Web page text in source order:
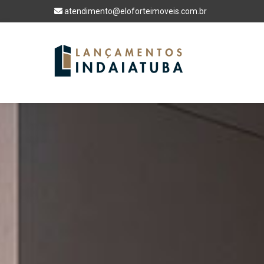
atendimento@eloforteimoveis.com.br